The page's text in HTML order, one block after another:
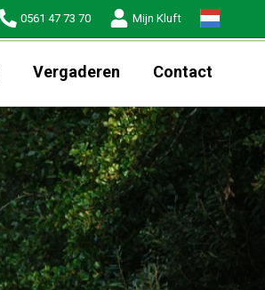
0561 47 73 70 Mijn Kluft
Vergaderen Contact